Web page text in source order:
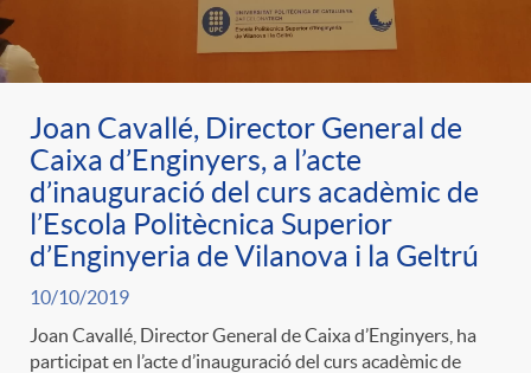
g
o
r
i
a
Joan Cavallé, Director General de
Caixa d’Enginyers, a l’acte
d’inauguració del curs acadèmic de
l’Escola Politècnica Superior
d’Enginyeria de Vilanova i la Geltrú
10/10/2019
Joan Cavallé, Director General de Caixa d’Enginyers, ha
participat en l’acte d’inauguració del curs acadèmic de